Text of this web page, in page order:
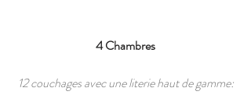
4 Chambres
12 couchages avec une literie haut de gamme: